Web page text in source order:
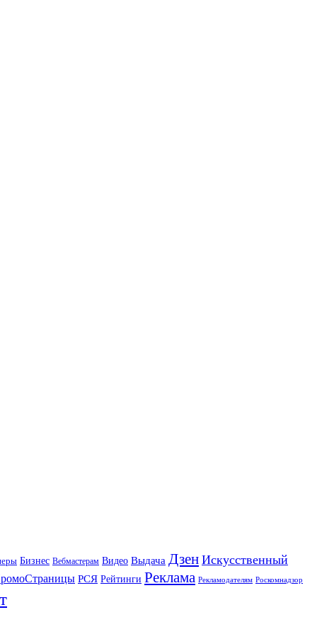
Бизнес Вебмастерам Видео Выдача Дзен Искусственный
РСЯ Рейтинги Реклама Рекламодателям Роскомнадзор